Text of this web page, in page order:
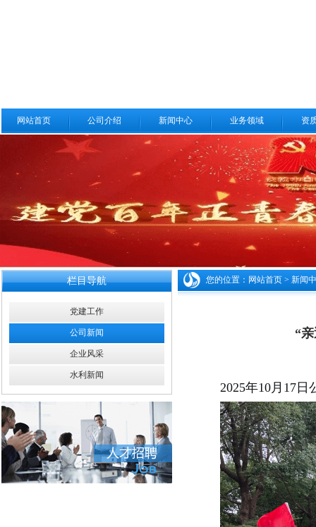
网站首页 公司介绍 新闻中心 业务领域 资
栏目导航
党建工作
公司新闻
企业风采
水利新闻
您的位置： 网站首页 > 新闻
“
2025年10月 17 日